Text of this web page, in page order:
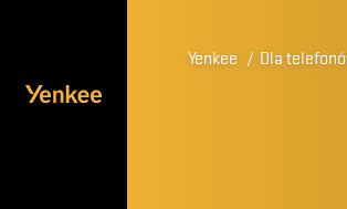
Yenkee / Dla